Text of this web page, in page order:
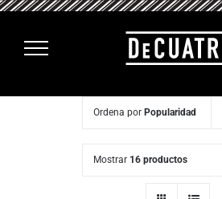
Saltar
contenido
Ordena por Popularidad
Mostrar 16 productos